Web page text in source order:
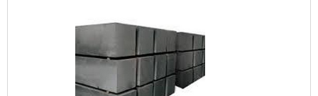
certificações nacionais ou
internacionais para
exportação.SAIBA MAIS
INFORMAÇÕES SOBRE O